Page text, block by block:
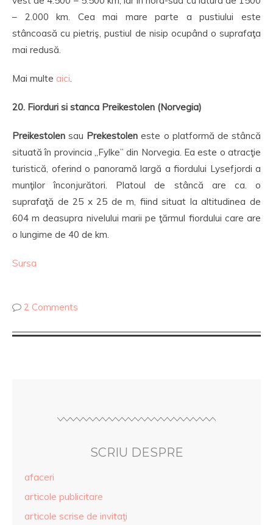
– 2.000 km. Cea mai mare parte a pustiului este
stâncoasă cu pietriş, pustiul de nisip ocupând o suprafaţa
mai redusă.
Mai multe aici.
20. Fiorduri si stanca Preikestolen (Norvegia)
Preikestolen sau Prekestoleneste o platformă de stâncă
situată în provincia „Fylke” din Norvegia. Ea este o atracţie
turistică, oferind o panoramă largă a fiordului Lysefjordi a
munţilor înconjurători. Platoul de stâncă are ca. o
suprafaţă de 25 x 25 de m, fiind situat la altitudinea de
604 m deasupra nivelului marii pe ţărmul fiordului care are
o lungime de 40 de km.
Sursa
2 Comments
SCRIU DESPRE
afaceri
articole publicitare
articole scrise de invitaţi